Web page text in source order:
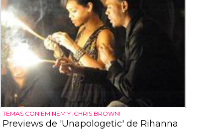
TEMAS CON EMINEM Y ¡CHRIS BROWN!
Previews de 'Unapologetic' de Rihanna